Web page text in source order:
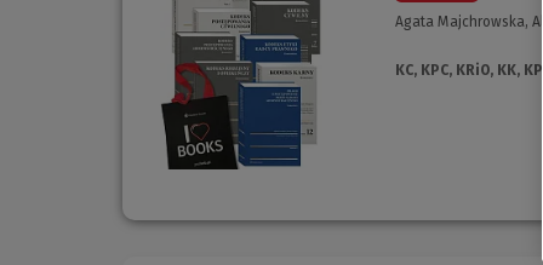
Agata Majchrowska,
KC, KPC, KRiO, KK,